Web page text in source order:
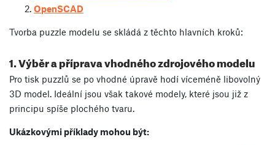
OpenSCAD
Tvorba puzzle modelu se skládá z těchto hlavních kroků:
1. Výběr a příprava vhodného zdrojového modelu
Pro tisk puzzlů se po vhodné úpravě hodí víceméně libovolný
3D model. Ideální jsou však takové modely, které jsou již z
principu spíše plochého tvaru.
Ukázkovými příklady mohou být: